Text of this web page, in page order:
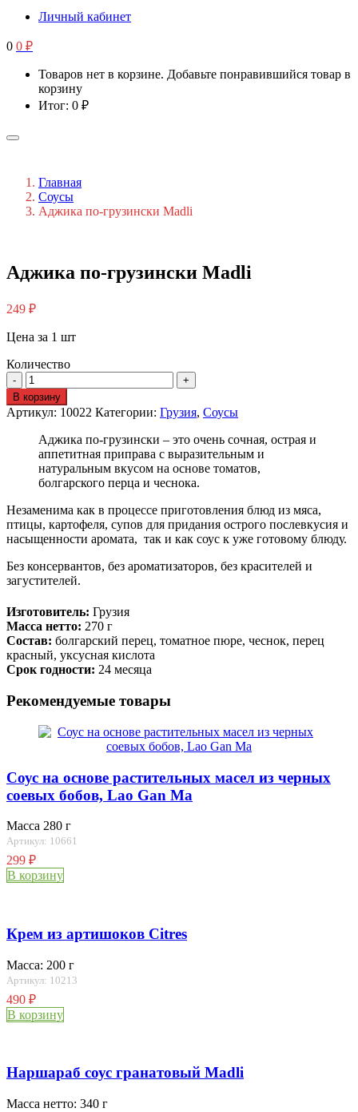
Личный кабинет
0 0 ₽
Товаров нет в корзине. Добавьте понравившийся товар в
корзину
Итог: 0 ₽
Главная
Соусы
Аджика по-грузински Madli
Аджика по-грузински Madli
249 ₽
Цена за 1 шт
Количество
В корзину
Артикул: 10022 Категории: Грузия, Соусы
Аджика по-грузински – это очень сочная, острая и
аппетитная приправа с выразительным и
натуральным вкусом на основе томатов,
болгарского перца и чеснока.
Незаменима как в процессе приготовления блюд из мяса,
птицы, картофеля, супов для придания острого послевкусия и
насыщенности аромата, так и как соус к уже готовому блюду.
Без консервантов, без ароматизаторов, без красителей и
загустителей.
Изготовитель: Грузия
Масса нетто: 270 г
Состав: болгарский перец, томатное пюре, чеснок, перец
красный, уксусная кислота
Срок годности: 24 месяца
Рекомендуемые товары
Соус на основе растительных масел из черных
соевых бобов, Lao Gan Ma
Масса 280 г
Артикул: 10661
299 ₽
В корзину
Крем из артишоков Citres
Масса: 200 г
Артикул: 10213
490 ₽
В корзину
Наршараб соус гранатовый Madli
Масса нетто: 340 г